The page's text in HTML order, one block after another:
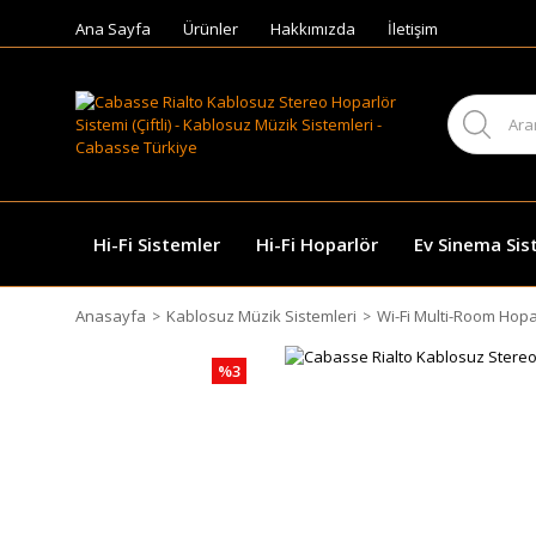
Ana Sayfa Ürünler Hakkımızda İletişim
Hi-Fi Sistemler Hi-Fi Hoparlör Ev Sinema
Anasayfa Kablosuz Müzik Sistemleri Wi-Fi Multi-Room
%3